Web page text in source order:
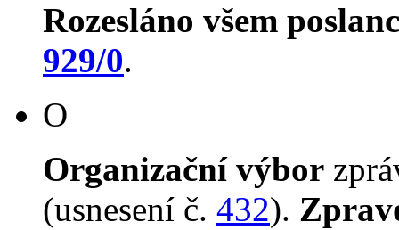
Rozesláno všem
929/0.
O
Organizační výbor
(usnesení č. 432).